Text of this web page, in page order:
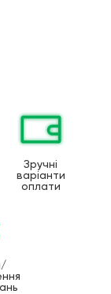
Зручні
варіанти
оплати